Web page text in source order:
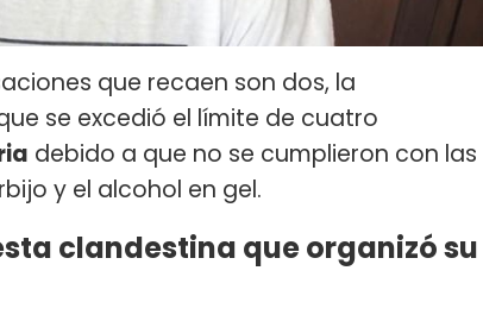
que recaen son dos, la
se excedió el límite de cuatro
debido a que no se cumplieron con las
y el alcohol en gel.
clandestina que organizó su